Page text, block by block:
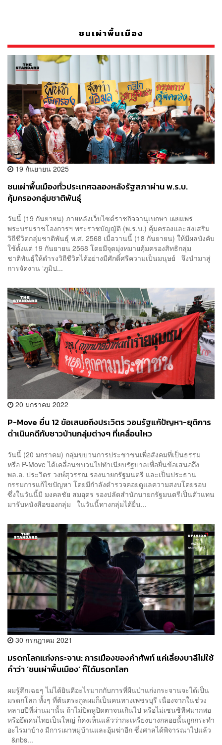
ชนเผ่าพื้นเมือง
19 กันยายน 2025
ชนเผ่าพื้นเมืองทั่วประเทศฉลองหลังรัฐสภาผ่าน พ.ร.บ.
คุ้มครองกลุ่มชาติพันธุ์
วันนี้ (19 กันยายน) ภายหลังเว็บไซต์ราชกิจจานุเบกษา เผยแพร่
พระบรมราชโองการฯ พระราชบัญญัติ (พ.ร.บ.) คุ้มครองและส่งเสริม
วิถีชีวิตกลุ่มชาติพันธุ์ พ.ศ. 2568 เมื่อวานนี้ (18 กันยายน) ให้มีผลบังคับ
ใช้ตั้งแต่ 19 กันยายน 2568 โดยมีจุดมุ่งหมายคุ้มครองสิทธิกลุ่ม
ชาติพันธุ์ให้ดำรงวิถีชีวิตได้อย่างมีศักดิ์ศรีความเป็นมนุษย์ จึงนำมาสู่
การจัดงาน ‘ภูมิป...
20 มกราคม 2022
P-Move ยื่น 12 ข้อเสนอถึงประวิตร วอนรัฐแก้ปัญหา-ยุติการ
ดำเนินคดีกับชาวบ้านกลุ่มต่างๆ ที่เคลื่อนไหว
วันนี้ (20 มกราคม) กลุ่มขบวนการประชาชนเพื่อสังคมที่เป็นธรรม
หรือ P-Move ได้เคลื่อนขบวนไปทำเนียบรัฐบาลเพื่อยื่นข้อเสนอถึง
พล.อ. ประวิตร วงษ์สุวรรณ รองนายกรัฐมนตรี และเป็นประธาน
กรรมการแก้ไขปัญหา โดยมีกำลังตำรวจคอยดูแลความสงบโดยรอบ
ซึ่งในวันนี้มี มงคลชัย สมอุดร รองปลัดสำนักนายกรัฐมนตรีเป็นตัวแทน
มารับหนังสือของกลุ่ม ในวันนี้ทางกลุ่มได้ยื่น...
30 กรกฎาคม 2021
มรดกโลกแก่งกระจาน: การเมืองของคำศัพท์ แค่เลี่ยงบาลีไม่ใช้
คำว่า ‘ชนเผ่าพื้นเมือง’ ก็ได้มรดกโลก
ผมรู้สึกเฉยๆ ไม่ได้ยินดีอะไรมากกับการที่ผืนป่าแก่งกระจานจะได้เป็น
มรดกโลก ทั้งๆ ที่ต้นตระกูลผมก็เป็นคนทางเพชรบุรี เนื่องจากในช่วง
หลายปีที่ผ่านมานั้น ถ้าไม่ปิดหูปิดตาจนเกินไป หรือไม่เซนซิทีฟมากพอ
หรือยึดคนไทยเป็นใหญ่ ก็คงเห็นแล้วว่ากะเหรี่ยงบางกลอยนั้นถูกกระทำ
อะไรมาบ้าง มีการเผาหมู่บ้านและอุ้มฆ่าอีก ซึ่งศาลได้พิจารณาไปแล้ว
&nbs...